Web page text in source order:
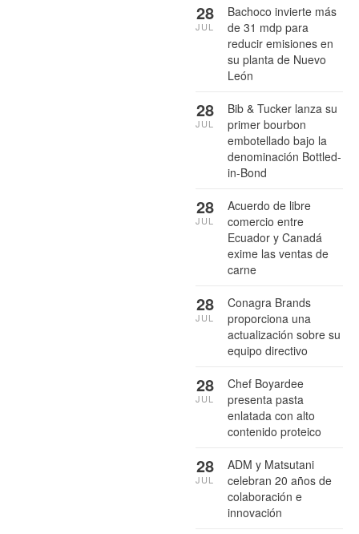
Bachoco invierte más
de 31 mdp para
reducir emisiones en
su planta de Nuevo
León
28
JUL
Bib & Tucker lanza su
primer bourbon
embotellado bajo la
denominación Bottled-
in-Bond
28
JUL
Acuerdo de libre
comercio entre
Ecuador y Canadá
exime las ventas de
carne
28
JUL
Conagra Brands
proporciona una
actualización sobre su
equipo directivo
28
JUL
Chef Boyardee
presenta pasta
enlatada con alto
contenido proteico
28
JUL
ADM y Matsutani
celebran 20 años de
colaboración e
innovación
28
JUL